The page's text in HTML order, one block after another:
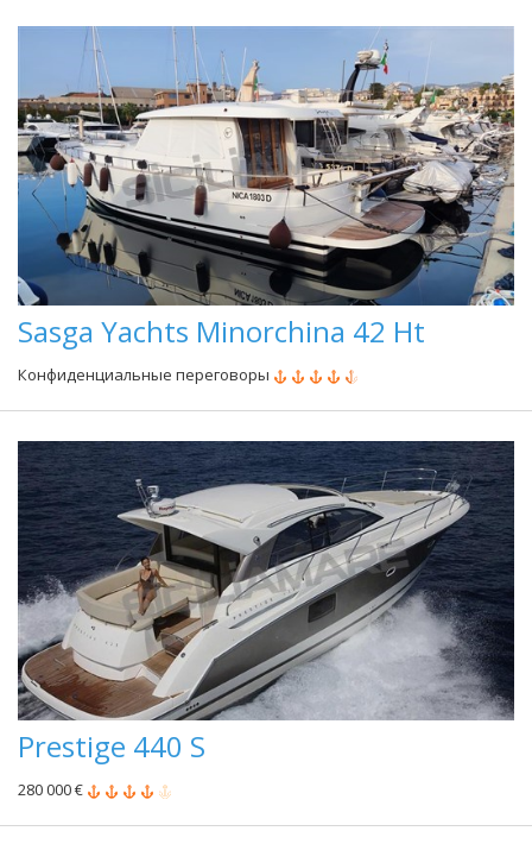
Sasga Yachts Minorchina 42 Ht
Конфиденциальные переговоры
Prestige 440 S
280 000 €